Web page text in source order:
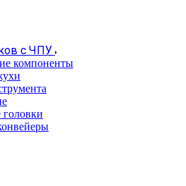
с ЧПУ
компоненты
головки